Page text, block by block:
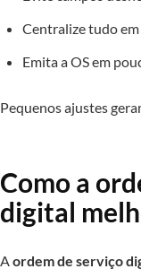
Centralize tudo
Emita a OS em
Pequenos ajustes
Como a
digital
Aordem de serviço